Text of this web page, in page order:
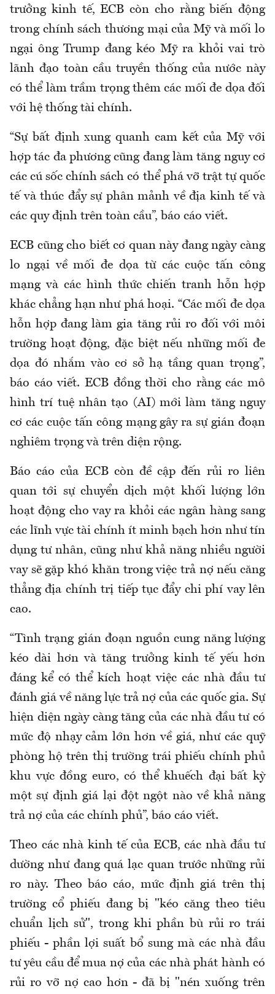
trưởng kinh tế, ECB còn cho rằng biến động
trong chính sách thương mại của Mỹ và mối lo
ngại ông Trump đang kéo Mỹ ra khỏi vai trò
lãnh đạo toàn cầu truyền thống của nước này
có thể làm trầm trọng thêm các mối đe dọa đối
với hệ thống tài chính.
“Sự bất định xung quanh cam kết của Mỹ với
hợp tác đa phương cũng đang làm tăng nguy cơ
các cú sốc chính sách có thể phá vỡ trật tự quốc
tế và thúc đẩy sự phân mảnh về địa kinh tế và
các quy định trên toàn cầu”, báo cáo viết.
ECB cũng cho biết cơ quan này đang ngày càng
lo ngại về mối đe dọa từ các cuộc tấn công
mạng và các hình thức chiến tranh hỗn hợp
khác chẳng hạn như phá hoại. “Các mối đe dọa
hỗn hợp đang làm gia tăng rủi ro đối với môi
trường hoạt động, đặc biệt nếu những mối đe
dọa đó nhắm vào cơ sở hạ tầng quan trọng”,
báo cáo viết. ECB đồng thời cho rằng các mô
hình trí tuệ nhân tạo (AI) mới làm tăng nguy
cơ các cuộc tấn công mạng gây ra sự gián đoạn
nghiêm trọng và trên diện rộng.
Báo cáo của ECB còn đề cập đến rủi ro liên
quan tới sự chuyển dịch một khối lượng lớn
hoạt động cho vay ra khỏi các ngân hàng sang
các lĩnh vực tài chính ít minh bạch hơn như tín
dụng tư nhân, cũng như khả năng nhiều người
vay sẽ gặp khó khăn trong việc trả nợ nếu căng
thẳng địa chính trị tiếp tục đẩy chi phí vay lên
cao.
“Tình trạng gián đoạn nguồn cung năng lượng
kéo dài hơn và tăng trưởng kinh tế yếu hơn
đáng kể có thể kích hoạt việc các nhà đầu tư
đánh giá về năng lực trả nợ của các quốc gia. Sự
hiện diện ngày càng tăng của các nhà đầu tư có
mức độ nhạy cảm lớn hơn về giá, như các quỹ
phòng hộ trên thị trường trái phiếu chính phủ
khu vực đồng euro, có thể khuếch đại bất kỳ
một sự định giá lại đột ngột nào về khả năng
trả nợ của các chính phủ”, báo cáo viết.
Theo các nhà kinh tế của ECB, các nhà đầu tư
dường như đang quá lạc quan trước những rủi
ro này. Theo báo cáo, mức định giá trên thị
trường cổ phiếu đang bị "kéo căng theo tiêu
chuẩn lịch sử", trong khi phần bù rủi ro trái
phiếu - phần lợi suất bổ sung mà các nhà đầu
tư yêu cầu để mua nợ của các nhà phát hành có
rủi ro vỡ nợ cao hơn - đã bị "nén xuống trên